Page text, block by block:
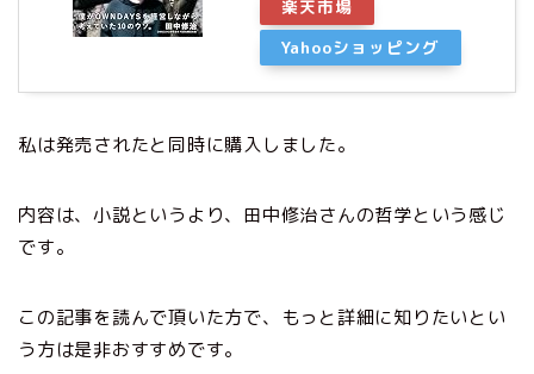
楽天市場
Yahooショッピング
私は発売されたと同時に購入しました。
内容は、小説というより、田中修治さんの哲学という感じ
です。
この記事を読んで頂いた方で、もっと詳細に知りたいとい
う方は是非おすすめです。